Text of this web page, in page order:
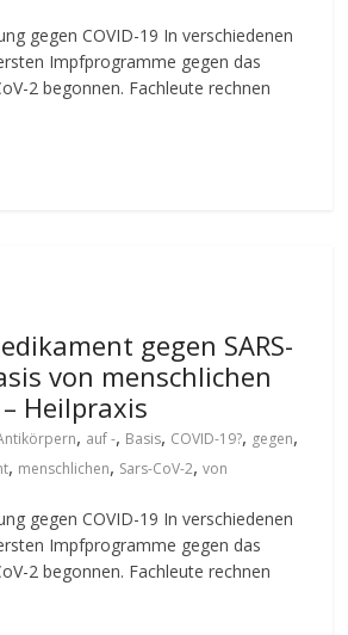
gegen COVID-19 In verschiedenen
Impfprogramme gegen das
2 begonnen. Fachleute rechnen
gegen SARS-
von menschlichen
Heilpraxis
, auf -, Basis, COVID-19?, gegen,
, menschlichen, Sars-CoV-2,von
gegen COVID-19 In verschiedenen
Impfprogramme gegen das
2 begonnen. Fachleute rechnen